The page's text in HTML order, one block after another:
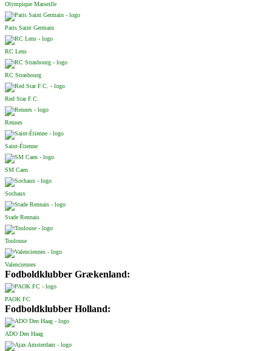
Olympique Marseille
Paris Saint Germain
RC Lens
RC Strasbourg
Red Star F.C.
Rennes
Saint-Étienne
SM Caen
Sochaux
Stade Rennais
Toulouse
Valenciennes
Fodboldklubber Grækenland:
PAOK FC
Fodboldklubber Holland:
ADO Den Haag